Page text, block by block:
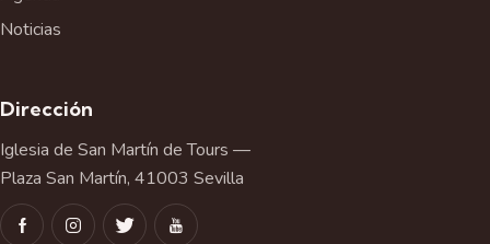
Noticias
Dirección
Iglesia de San Martín de Tours —
Plaza San Martín, 41003 Sevilla